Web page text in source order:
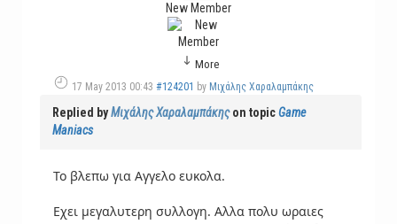
New Member
More
17 May 2013 00:43 #124201 by Μιχάλης Χαραλαμπάκης
Replied byΜιχάλης Χαραλαμπάκηςon topicGame
Maniacs
Το βλεπω για Αγγελο ευκολα.
Εχει μεγαλυτερη συλλογη. Αλλα πολυ ωραιες